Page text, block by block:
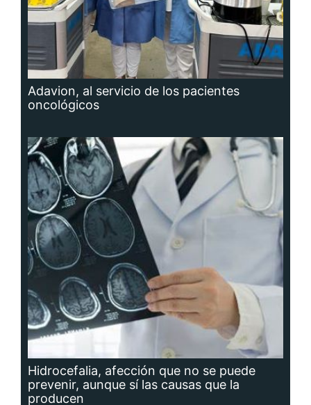
Adavion, al servicio de los pacientes
oncológicos
Hidrocefalia, afección que no se puede
prevenir, aunque sí las causas que la
producen